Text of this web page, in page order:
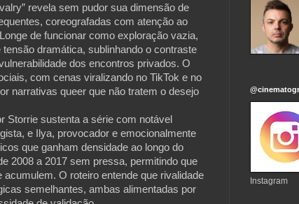
revela sem pudor sua dimensão de
coreografadas com atenção ao
de funcionar como exploração vazia,
dramática, sublinhando o contraste
dos encontros privados. O
com cenas viralizando no TikTok e no
narrativas queer que não tratem o desejo
Storrie sustenta a série com notável
e Ilya, provocador e emocionalmente
que ganham densidade ao longo do
2008 a 2017 sem pressa, permitindo que
O roteiro entende que rivalidade
semelhantes, ambas alimentadas por
Instagram